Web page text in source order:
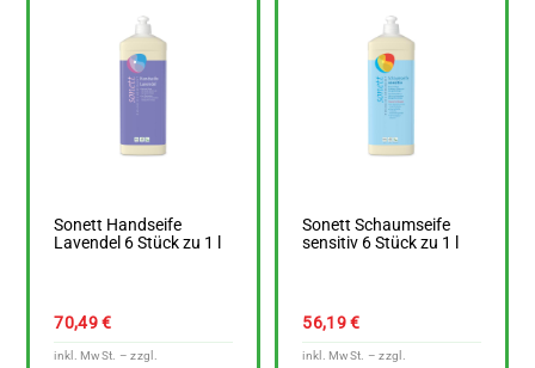
Sonett Handseife
Lavendel 6 Stück zu 1 l
70,49€
Sonett Schaumseife
sensitiv 6 Stück zu 1 l
56,19€